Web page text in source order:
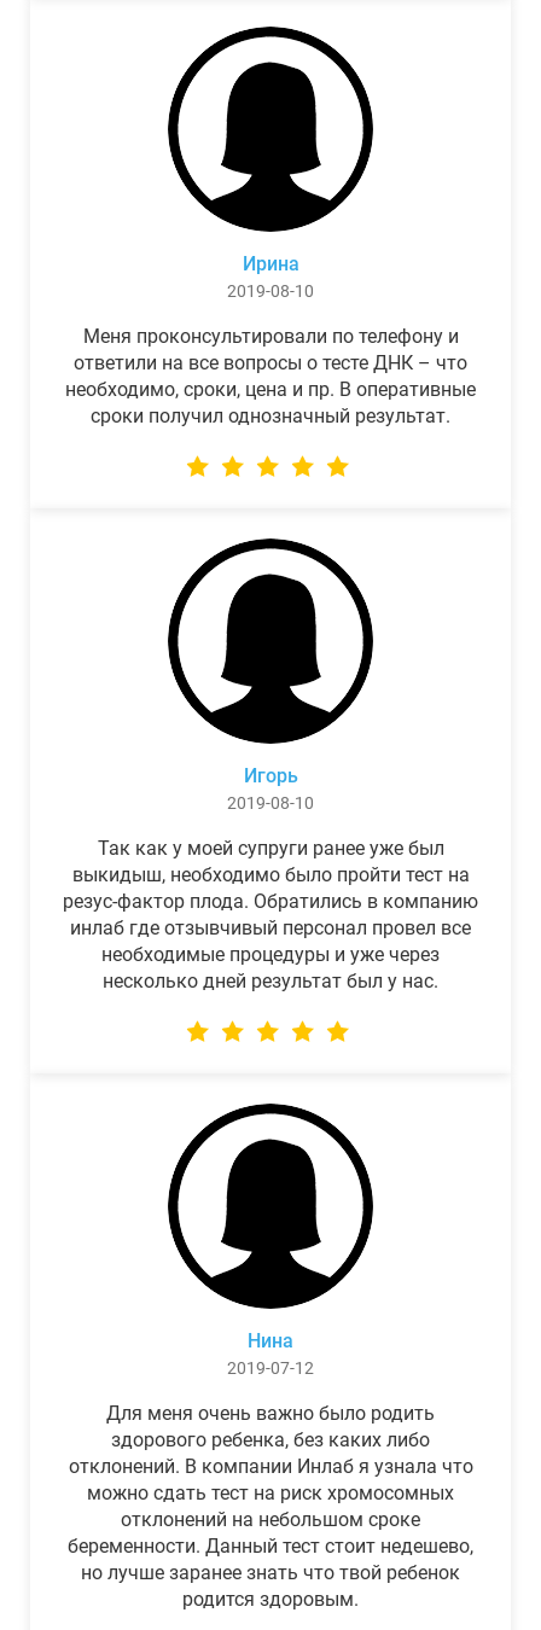
Ирина
2019-08-10
Меня проконсультировали по телефону и
ответили на все вопросы о тесте ДНК – что
необходимо, сроки, цена и пр. В оперативные
сроки получил однозначный результат.
Игорь
2019-08-10
Так как у моей супруги ранее уже был
выкидыш, необходимо было пройти тест на
резус-фактор плода. Обратились в компанию
инлаб где отзывчивый персонал провел все
необходимые процедуры и уже через
несколько дней результат был у нас.
Нина
2019-07-12
Для меня очень важно было родить
здорового ребенка, без каких либо
отклонений. В компании Инлаб я узнала что
можно сдать тест на риск хромосомных
отклонений на небольшом сроке
беременности. Данный тест стоит недешево,
но лучше заранее знать что твой ребенок
родится здоровым.